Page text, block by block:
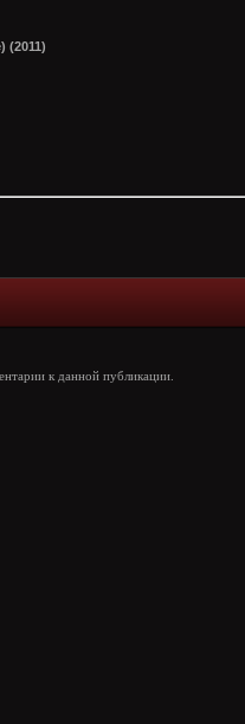
(2011)
к данной публикации.